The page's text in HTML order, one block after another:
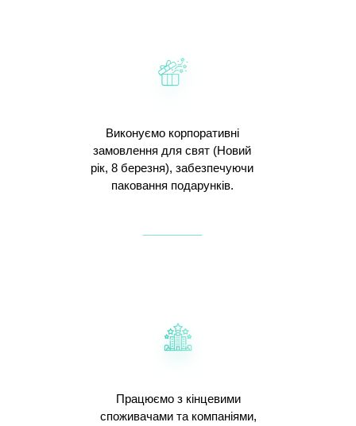
Виконуємо корпоративні
замовлення для свят (Новий
рік, 8 березня), забезпечуючи
паковання подарунків.
Працюємо з кінцевими
споживачами та компаніями,